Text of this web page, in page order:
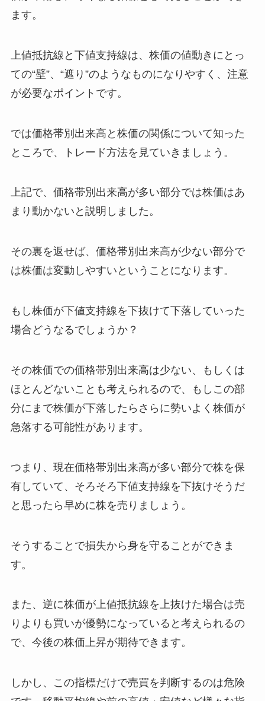
ます。
上値抵抗線と下値支持線は、株価の値動きにとっ
ての“壁”、“遮り”のようなものになりやすく、注意
が必要なポイントです。
では価格帯別出来高と株価の関係について知った
ところで、トレード方法を見ていきましょう。
上記で、価格帯別出来高が多い部分では株価はあ
まり動かないと説明しました。
その裏を返せば、価格帯別出来高が少ない部分で
は株価は変動しやすいということになります。
もし株価が下値支持線を下抜けて下落していった
場合どうなるでしょうか？
その株価での価格帯別出来高は少ない、もしくは
ほとんどないことも考えられるので、もしこの部
分にまで株価が下落したらさらに勢いよく株価が
急落する可能性があります。
つまり、現在価格帯別出来高が多い部分で株を保
有していて、そろそろ下値支持線を下抜けそうだ
と思ったら早めに株を売りましょう。
そうすることで損失から身を守ることができま
す。
また、逆に株価が上値抵抗線を上抜けた場合は売
りよりも買いが優勢になっていると考えられるの
で、今後の株価上昇が期待できます。
しかし、この指標だけで売買を判断するのは危険